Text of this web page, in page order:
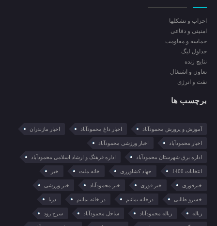
احزاب و تشکلها
امنیتی و دفاعی
حماسه و مقاومت
جداول لیگ
نتایج زنده
تعاون و اشتغال
نفت و انرژی
برچسب ها
آموزش و پرورش محمودآباد اخبار داغ محمودآباد اخبار مازندران
اخبار محمودآباد اخبار ورزشی محمودآباد
اداره برق شهرستان محمودآباد اداره فرهنگ و ارشاد اسلامی محمودآباد
انتخابات 1400 جهاد کشاورزی خانه ملت خبر
خبرفوری خبر فوری خبر محمودآباد خبر ورزشی
خسرو طالبی درخانه بمانیم در خانه بمانیم دریا
زباله زباله محمودآباد ساحل محمودآباد سرخ رود